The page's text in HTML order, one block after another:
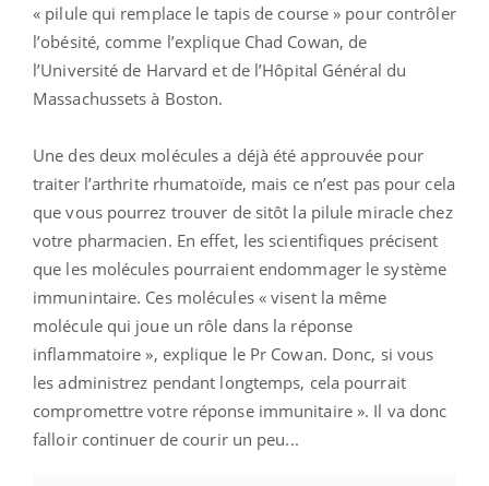
« pilule qui remplace le tapis de course » pour contrôler
l’obésité, comme l’explique Chad Cowan, de
l’Université de Harvard et de l’Hôpital Général du
Massachussets à Boston.
Une des deux molécules a déjà été approuvée pour
traiter l’arthrite rhumatoïde, mais ce n’est pas pour cela
que vous pourrez trouver de sitôt la pilule miracle chez
votre pharmacien. En effet, les scientifiques précisent
que les molécules pourraient endommager le système
immunintaire. Ces molécules « visent la même
molécule qui joue un rôle dans la réponse
inflammatoire », explique le Pr Cowan. Donc, si vous
les administrez pendant longtemps, cela pourrait
compromettre votre réponse immunitaire ». Il va donc
falloir continuer de courir un peu...